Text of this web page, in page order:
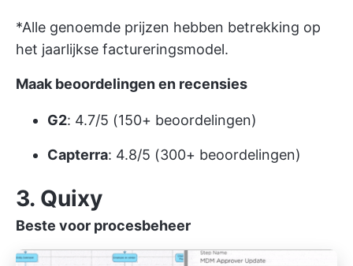
*Alle genoemde prijzen hebben betrekking op
het jaarlijkse factureringsmodel.
Maak beoordelingen en recensies
G2: 4.7/5 (150+ beoordelingen)
Capterra: 4.8/5 (300+ beoordelingen)
3. Quixy
Beste voor procesbeheer